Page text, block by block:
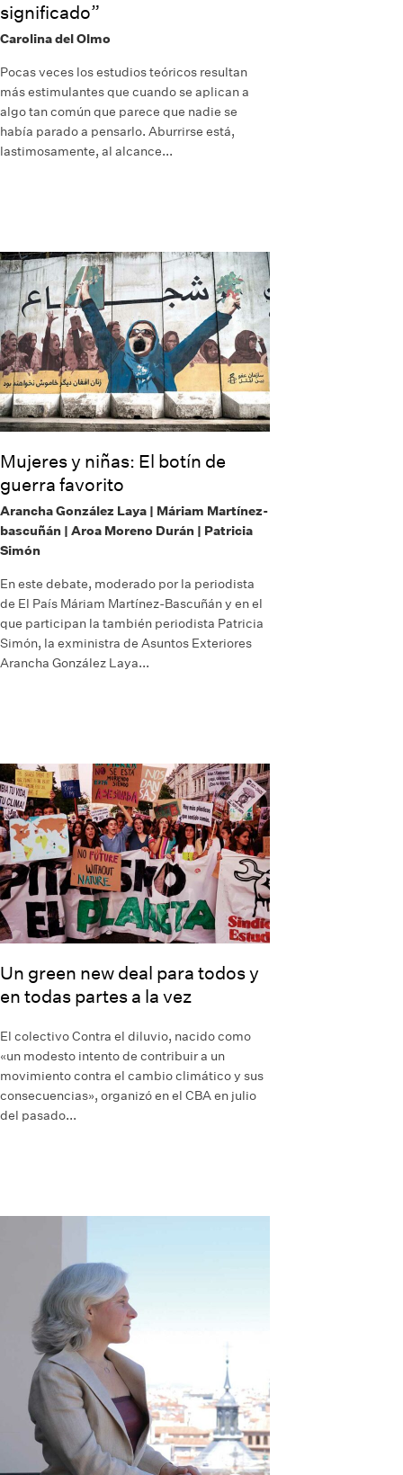
significado”
Carolina del Olmo
Pocas veces los estudios teóricos resultan
más estimulantes que cuando se aplican a
algo tan común que parece que nadie se
había parado a pensarlo. Aburrirse está,
lastimosamente, al alcance...
Mujeres y niñas: El botín de
guerra favorito
Arancha González Laya | Máriam Martínez-
bascuñán | Aroa Moreno Durán | Patricia
Simón
En este debate, moderado por la periodista
de El País Máriam Martínez-Bascuñán y en el
que participan la también periodista Patricia
Simón, la exministra de Asuntos Exteriores
Arancha González Laya...
Un green new deal para todos y
en todas partes a la vez
El colectivo Contra el diluvio, nacido como
«un modesto intento de contribuir a un
movimiento contra el cambio climático y sus
consecuencias», organizó en el CBA en julio
del pasado...